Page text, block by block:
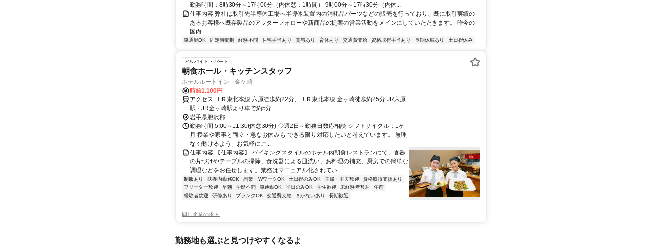
勤務時間：8時30分～17時00分（内休憩：1時間） 9時00分～17時30分（内休...
仕事内容 弊社は取引先半導体工場へ半導体装置内の消耗品パーツなどの販売を行っており、既に取引実績の
あるお客様へ既存製品のアフターフォローや新商品の提案の営業活動をメインにしていただきます。 昨今の
国内...
車通勤OK 固定時間制 経験不問 住宅手当あり 賞与あり 育休あり 交通費支給 資格取得手当あり 長期休暇あり 土日祝休み
アルバイト・パート
朝食ホール・キッチンスタッフ
ホテルルートイン 金ケ崎
時給1,100円
アクセス ＪＲ東北本線 六原徒歩約22分、ＪＲ東北本線 金ヶ崎徒歩約25分 JR六原
駅・JR金ヶ崎駅より車で約5分
岩手県胆沢郡
勤務時間 5:00～11:30(休憩30分) ◇週2日～勤務日数応相談 シフトサイクル：1ヶ
月 授業や家事と両立・急なお休みも できる限り対応したいと考えています。 無理
なく働けるよう、お気軽にご...
仕事内容 【仕事内容】 バイキングスタイルのホテル内朝食レストランにて、食器
の片づけやテーブルの掃除、食洗器による皿洗い、お料理の補充、厨房での簡単な
調理などをお任せします。業務はマニュアル化されてい...
制服あり 扶養内勤務OK 副業・WワークOK 土日祝のみOK 主婦・主夫歓迎
資格取得支援あり
フリーター歓迎
早朝 学歴不問 車通勤OK 平日のみOK 学生歓迎 未経験者歓迎
午前
経験者歓迎
研修あり ブランクOK 交通費支給 まかないあり 長期歓迎
同じ企業の求人
勤務地も選ぶと見つけやすくなるよ